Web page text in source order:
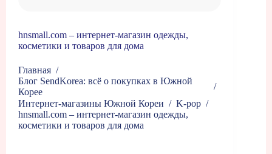
hnsmall.com – интернет-магазин одежды,
косметики и товаров для дома
Главная /
Блог SendKorea: всё о покупках в Южной
Корее
/
Интернет-магазины Южной Кореи / K-pop /
hnsmall.com – интернет-магазин одежды,
косметики и товаров для дома